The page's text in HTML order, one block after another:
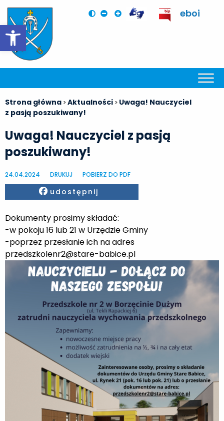
Otwórz pasek narzędzi
eboi
Strona główna >Aktualności > Uwaga! Nauczyciel
z pasją poszukiwany!
Uwaga! Nauczyciel z pasją
poszukiwany!
24.04.2024 DRUKUJ POBIERZ DO PDF
Facebook
udostępnij
Dokumenty prosimy składać:
-w pokoju 16 lub 21 w Urzędzie Gminy
-poprzez przesłanie ich na adres
przedszkolenr2@stare-babice.pl